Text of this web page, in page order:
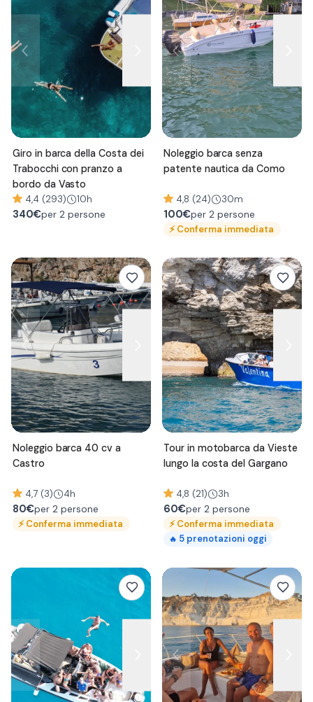
Giro in barca della Costa dei
Trabocchi con pranzo a
bordo da Vasto
4,4 (293) 10h
340€per 2 persone
Noleggio barca senza
patente nautica da Como
4,8 (24) 30m
100€per 2 persone
⚡Conferma immediata
Noleggio barca 40 cv a
Castro
4,7 (3) 4h
80€per 2 persone
⚡Conferma immediata
Tour in motobarca da Vieste
lungo la costa del Gargano
4,8 (21) 3h
60€per 2 persone
⚡Conferma immediata
🔥 5 prenotazioni oggi